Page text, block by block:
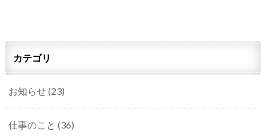
カテゴリ
お知らせ(23)
仕事のこと (36)